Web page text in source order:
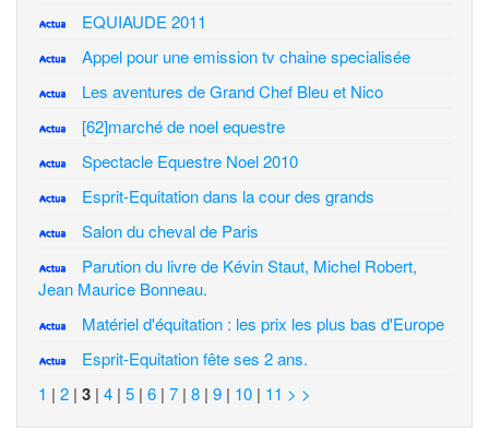
EQUIAUDE 2011
Appel pour une emission tv chaine specialisée
Les aventures de Grand Chef Bleu et Nico
[62]marché de noel equestre
Spectacle Equestre Noel 2010
Esprit-Equitation dans la cour des grands
Salon du cheval de Paris
Parution du livre de Kévin Staut, Michel Robert,
Jean Maurice Bonneau.
Matériel d'équitation : les prix les plus bas d'Europe
Esprit-Equitation fête ses 2 ans.
1 | 2 | 3 | 4 | 5 | 6 | 7 | 8 | 9 | 10 | 11 > >